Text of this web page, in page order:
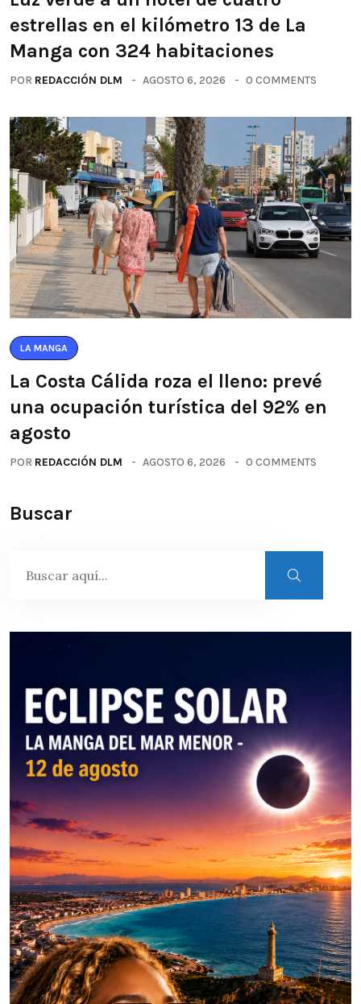
estrellas en el kilómetro 13 de La
Manga con 324 habitaciones
POR REDACCIÓN DLM AGOSTO 6, 2026 0 COMMENTS
LA MANGA
La Costa Cálida roza el lleno: prevé
una ocupación turística del 92% en
agosto
POR REDACCIÓN DLM AGOSTO 6, 2026 0 COMMENTS
Buscar